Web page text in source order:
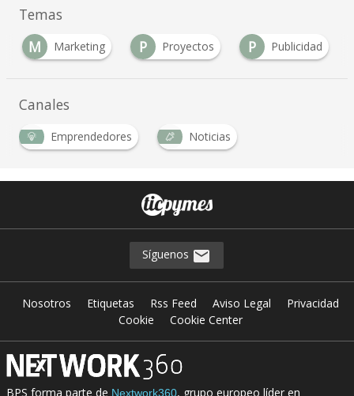
Temas
M
Marketing P Proyectos P Publicidad
Canales
Emprendedores Noticias
Síguenos
Nosotros Etiquetas Rss Feed Aviso Legal
Privacidad
Cookie
Cookie Center
BPS forma parte de Nextwork360, grupo europeo líder en